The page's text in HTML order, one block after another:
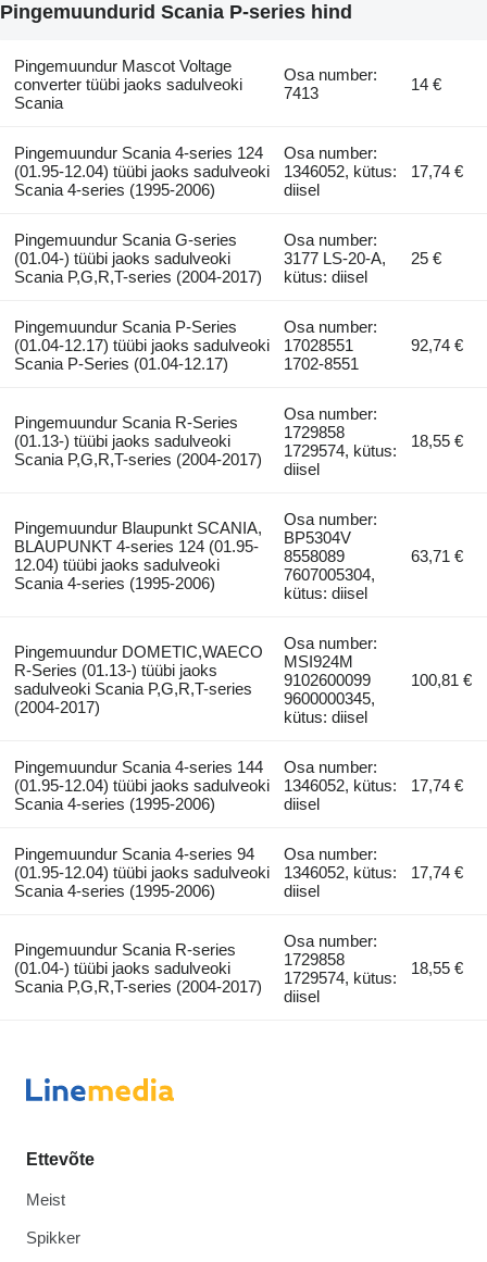
Pingemuundurid Scania P-series hind
Pingemuundur Mascot Voltage
converter tüübi jaoks sadulveoki
Scania
Osa number:
7413
14 €
Pingemuundur Scania 4-series 124
(01.95-12.04) tüübi jaoks sadulveoki
Scania 4-series (1995-2006)
Osa number:
1346052, kütus:
diisel
17,74 €
Pingemuundur Scania G-series
(01.04-) tüübi jaoks sadulveoki
Scania P,G,R,T-series (2004-2017)
Osa number:
3177 LS-20-A,
kütus: diisel
25 €
Pingemuundur Scania P-Series
(01.04-12.17) tüübi jaoks sadulveoki
Scania P-Series (01.04-12.17)
Osa number:
17028551
1702-8551
92,74 €
Pingemuundur Scania R-Series
(01.13-) tüübi jaoks sadulveoki
Scania P,G,R,T-series (2004-2017)
Osa number:
1729858
1729574, kütus:
diisel
18,55 €
Pingemuundur Blaupunkt SCANIA,
BLAUPUNKT 4-series 124 (01.95-
12.04) tüübi jaoks sadulveoki
Scania 4-series (1995-2006)
Osa number:
BP5304V
8558089
7607005304,
kütus: diisel
63,71 €
Pingemuundur DOMETIC,WAECO
R-Series (01.13-) tüübi jaoks
sadulveoki Scania P,G,R,T-series
(2004-2017)
Osa number:
MSI924M
9102600099
9600000345,
kütus: diisel
100,81 €
Pingemuundur Scania 4-series 144
(01.95-12.04) tüübi jaoks sadulveoki
Scania 4-series (1995-2006)
Osa number:
1346052, kütus:
diisel
17,74 €
Pingemuundur Scania 4-series 94
(01.95-12.04) tüübi jaoks sadulveoki
Scania 4-series (1995-2006)
Osa number:
1346052, kütus:
diisel
17,74 €
Pingemuundur Scania R-series
(01.04-) tüübi jaoks sadulveoki
Scania P,G,R,T-series (2004-2017)
Osa number:
1729858
1729574, kütus:
diisel
18,55 €
Ettevõte
Meist
Spikker